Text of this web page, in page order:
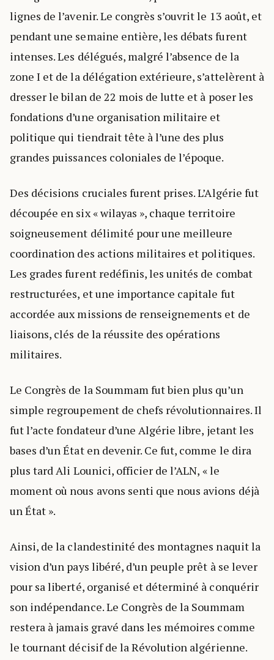
lignes de l’avenir. Le congrès s’ouvrit le 13 août, et
pendant une semaine entière, les débats furent
intenses. Les délégués, malgré l’absence de la
zone I et de la délégation extérieure, s’attelèrent à
dresser le bilan de 22 mois de lutte et à poser les
fondations d’une organisation militaire et
politique qui tiendrait tête à l’une des plus
grandes puissances coloniales de l’époque.
Des décisions cruciales furent prises. L’Algérie fut
découpée en six « wilayas », chaque territoire
soigneusement délimité pour une meilleure
coordination des actions militaires et politiques.
Les grades furent redéfinis, les unités de combat
restructurées, et une importance capitale fut
accordée aux missions de renseignements et de
liaisons, clés de la réussite des opérations
militaires.
Le Congrès de la Soummam fut bien plus qu’un
simple regroupement de chefs révolutionnaires. Il
fut l’acte fondateur d’une Algérie libre, jetant les
bases d’un État en devenir. Ce fut, comme le dira
plus tard Ali Lounici, officier de l’ALN, « le
moment où nous avons senti que nous avions déjà
un État ».
Ainsi, de la clandestinité des montagnes naquit la
vision d’un pays libéré, d’un peuple prêt à se lever
pour sa liberté, organisé et déterminé à conquérir
son indépendance. Le Congrès de la Soummam
restera à jamais gravé dans les mémoires comme
le tournant décisif de la Révolution algérienne.